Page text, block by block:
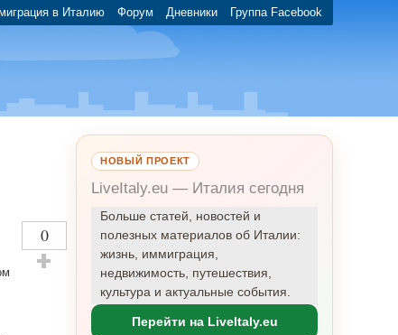
в Италию Форум Дневники Группа Facebook
0
Оставить плюсик!
НОВЫЙ ПРОЕКТ
LiveItaly.eu — Италия сегодня
Больше статей, новостей и
полезных материалов об Италии:
жизнь, иммиграция,
недвижимость, путешествия,
культура и актуальные события.
Перейти на LiveItaly.eu